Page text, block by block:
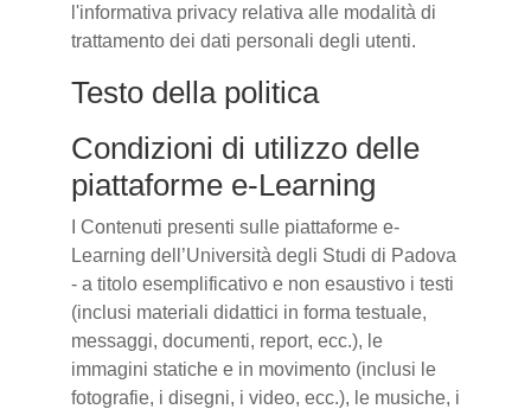
l'informativa privacy relativa alle modalità di
trattamento dei dati personali degli utenti.
Testo della politica
Condizioni di utilizzo delle
piattaforme e-Learning
I Contenuti presenti sulle piattaforme e-
Learning dell’Università degli Studi di Padova
- a titolo esemplificativo e non esaustivo i testi
(inclusi materiali didattici in forma testuale,
messaggi, documenti, report, ecc.), le
immagini statiche e in movimento (inclusi le
fotografie, i disegni, i video, ecc.), le musiche, i